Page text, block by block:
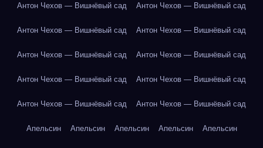
Антон Чехов — Вишнёвый сад Антон Чехов — Вишнёвый сад
Антон Чехов — Вишнёвый сад Антон Чехов — Вишнёвый сад
Антон Чехов — Вишнёвый сад Антон Чехов — Вишнёвый сад
Антон Чехов — Вишнёвый сад Антон Чехов — Вишнёвый сад
Антон Чехов — Вишнёвый сад Антон Чехов — Вишнёвый сад
Апельсин Апельсин Апельсин Апельсин Апельсин